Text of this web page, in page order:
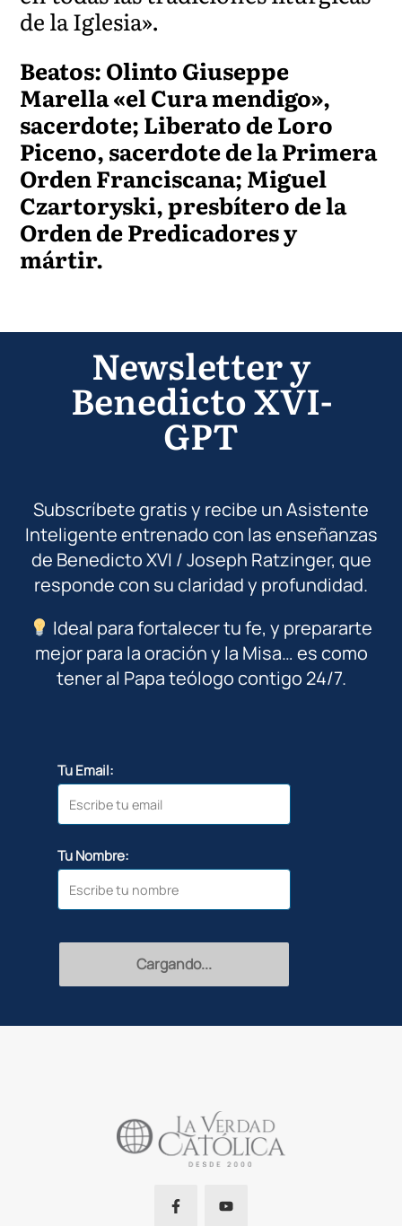
de la Iglesia».
Beatos: Olinto Giuseppe
Marella «el Cura mendigo»,
sacerdote; Liberato de Loro
Piceno, sacerdote de la Primera
Orden Franciscana; Miguel
Czartoryski, presbítero de la
Orden de Predicadores y
mártir.
Newsletter y
Benedicto XVI-
GPT
Subscríbete gratis y recibe un Asistente
Inteligente entrenado con las enseñanzas
de Benedicto XVI / Joseph Ratzinger, que
responde con su claridad y profundidad.
Ideal para fortalecer tu fe, y prepararte
mejor para la oración y la Misa… es como
tener al Papa teólogo contigo 24/7.
Tu Email:
Tu Nombre:
Cargando...